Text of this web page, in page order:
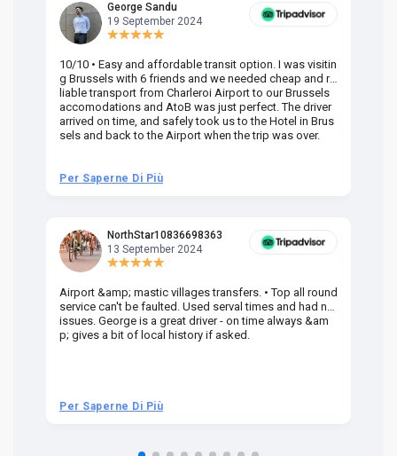
George Sandu
19 September 2024
10/10 • Easy and affordable transit option. I was visitin
g Brussels with 6 friends and we needed cheap and re
liable transport from Charleroi Airport to our Brussels
accomodations and AtoB was just perfect. The driver
arrived on time, and safely took us to the Hotel in Brus
sels and back to the Airport when the trip was over.
Per Saperne Di Più
NorthStar10836698363
13 September 2024
Airport &amp; mastic villages transfers. • Top all round
service can't be faulted. Used serval times and had no
issues. George is a great driver - on time always &am
p; gives a bit of local history if asked.
Per Saperne Di Più